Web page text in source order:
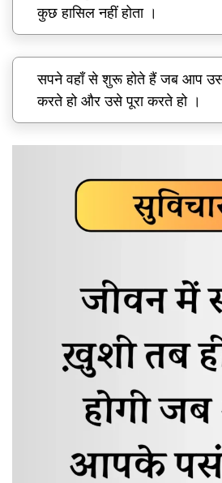
कुछ हासिल नहीं होता ।
सपने वहाँ से शुरू होते हैं जब आप उस
करते हो और उसे पूरा करते हो ।